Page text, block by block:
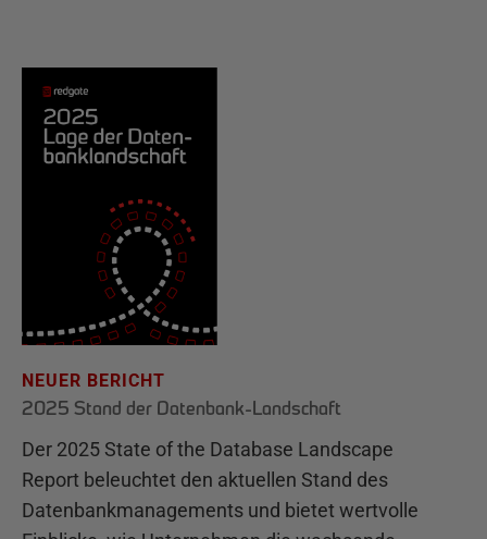
NEUER BERICHT
2025 Stand der Datenbank-Landschaft
Der 2025 State of the Database Landscape
Report beleuchtet den aktuellen Stand des
Datenbankmanagements und bietet wertvolle